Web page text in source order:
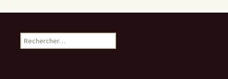
Rechercher :